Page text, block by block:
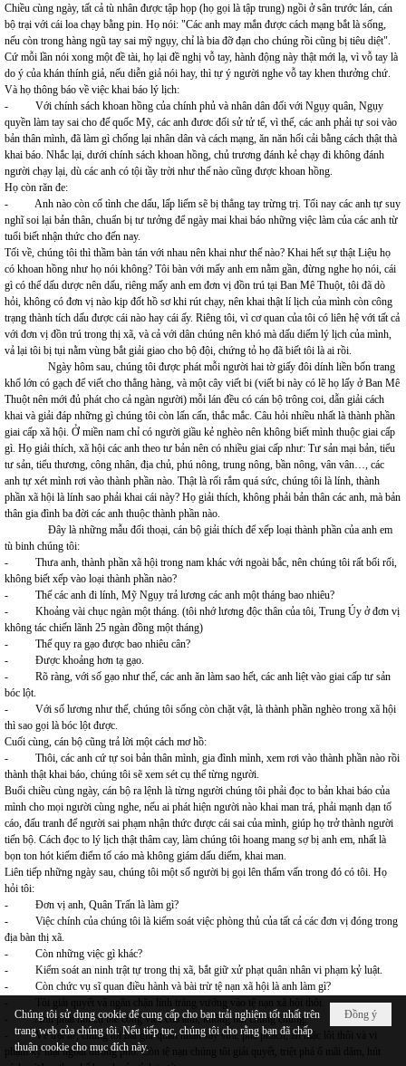
Chiều cùng ngày, tất cả tù nhân được tập họp (họ gọi là tập trung) ngồi ở sân trước lán, cán
bộ trại với cái loa chạy bằng pin. Họ nói: "Các anh may mắn được cách mạng bắt là sống,
nếu còn trong hàng ngũ tay sai mỹ ngụy, chỉ là bia đỡ đạn cho chúng rồi cũng bị tiêu diệt".
Cứ mỗi lần nói xong một đề tài, họ lại đề nghị vỗ tay, hành động này thật mới lạ, vì vỗ tay là
do ý của khán thính giả, nếu diễn giả nói hay, thì tự ý người nghe vỗ tay khen thưởng chứ.
Và họ thông báo về việc khai báo lý lịch:
- Với chính sách khoan hồng của chính phủ và nhân dân đối với Ngụy quân, Ngụy
quyền làm tay sai cho đế quốc Mỹ, các anh đươc đối sử tử tế, vì thế, các anh phải tự soi vào
bản thân mình, đã làm gì chống lại nhân dân và cách mạng, ăn năn hối cải bằng cách thật thà
khai báo. Nhắc lại, dưới chính sách khoan hồng, chủ trương đánh kẻ chạy đi không đánh
người chạy lại, dù các anh có tội tầy trời như thế nào cũng được khoan hồng.
Họ còn răn đe:
- Anh nào còn cố tình che dấu, lấp liếm sẽ bị thẳng tay trừng trị. Tối nay các anh tự suy
nghĩ soi lại bản thân, chuẩn bị tư tưởng để ngày mai khai báo những việc làm của các anh từ
tuổi biết nhận thức cho đến nay.
Tối về, chúng tôi thì thầm bàn tán với nhau nên khai như thế nào? Khai hết sự thật Liệu họ
có khoan hồng như họ nói không? Tôi bàn với mấy anh em nằm gần, đừng nghe họ nói, cái
gì có thể dấu dược nên dấu, riêng mấy anh em đơn vị đồn trú tại Ban Mê Thuột, tôi đã dò
hỏi, không có đơn vị nào kịp đốt hồ sơ khi rút chạy, nên khai thật lí lịch của mình còn công
trạng thành tích dấu được cái nào hay cái ấy. Riêng tôi, vì cơ quan của tôi có liên hệ với tất cả
với đơn vị đồn trú trong thị xã, và cả với dân chúng nên khó mà dấu diếm lý lịch của mình,
vả lại tôi bị tụi nằm vùng bắt giải giao cho bộ đội, chứng tỏ họ đã biết tôi là ai rồi.
Ngày hôm sau, chúng tôi được phát mỗi người hai tờ giấy đôi dính liền bốn trang
khổ lớn có gạch để viết cho thẳng hàng, và một cây viết bi (viết bi này có lẽ họ lấy ở Ban Mê
Thuột nên mới đủ phát cho cả ngàn người) mỗi lán đều có cán bộ trông coi, dẫn giải cách
khai và giải đáp những gì chúng tôi còn lấn cấn, thắc mắc. Câu hỏi nhiều nhất là thành phần
giai cấp xã hội. Ở miền nam chỉ có người giầu kẻ nghèo nên không biết mình thuộc giai cấp
gì. Họ giải thích, xã hội các anh theo tư bản nên có nhiều giai cấp như: Tư sản mại bản, tiểu
tư sản, tiểu thương, công nhân, địa chủ, phú nông, trung nông, bần nông, vân vân…, các
anh tự xét mình rơi vào thành phần nào. Thật là rối rắm quá sức, chúng tôi là lính, thành
phần xã hội là lính sao phải khai cái này? Họ giải thích, không phải bản thân các anh, mà bản
thân gia đình ba đời các anh thuộc thành phần nào.
Đây là những mẫu đối thoại, cán bộ giải thích để xếp loại thành phần của anh em
tù binh chúng tôi:
- Thưa anh, thành phần xã hội trong nam khác với ngoài bắc, nên chúng tôi rất bối rối,
không biết xếp vào loại thành phần nào?
- Thế các anh đi lính, Mỹ Ngụy trả lương các anh một tháng bao nhiêu?
- Khoảng vài chục ngàn một tháng. (tôi nhớ lương độc thân của tôi, Trung Úy ở đơn vị
không tác chiến lãnh 25 ngàn đồng một tháng)
- Thế quy ra gạo được bao nhiêu cân?
- Được khoảng hơn tạ gạo.
- Rõ ràng, với số gạo như thế, các anh ăn làm sao hết, các anh liệt vào giai cấp tư sản
bóc lột.
- Với số lương như thế, chúng tôi sống còn chặt vật, là thành phần nghèo trong xã hội
thì sao gọi là bóc lột được.
Cuối cùng, cán bộ cũng trả lời một cách mơ hồ:
- Thôi, các anh cứ tự soi bản thân mình, gia đình mình, xem rơi vào thành phần nào rồi
thành thật khai báo, chúng tôi sẽ xem sét cụ thể từng người.
Buổi chiều cùng ngày, cán bộ ra lệnh là từng người chúng tôi phải đọc to bản khai báo của
mình cho mọi người cùng nghe, nếu ai phát hiện người nào khai man trá, phải mạnh dạn tố
cáo, đấu tranh để người sai phạm nhận thức được cái sai của mình, giúp họ trở thành người
tiến bộ. Cách đọc to lý lịch thật thâm cay, làm chúng tôi hoang mang sợ bị anh em, nhất là
bọn ton hót kiếm điểm tố cáo mà không giám dấu diếm, khai man.
Liên tiếp những ngày sau, chúng tôi một số người bị gọi lên thẩm vấn trong đó có tôi. Họ
hỏi tôi:
- Đơn vị anh, Quân Trấn là làm gì?
- Việc chính của chúng tôi là kiểm soát việc phòng thủ của tất cả các đơn vị đóng trong
địa bàn thị xã.
- Còn những việc gì khác?
- Kiểm soát an ninh trật tự trong thị xã, bắt giữ xử phạt quân nhân vi phạm kỷ luật.
- Còn chức vụ sĩ quan điều hành và bài trừ tệ nạn xã hội là anh làm gì?
- Tôi giải quyết và ngăn chặn lính tráng vướng vào tệ nạn xã hội thôi.
- Anh phải nói cụ thể công việc của anh, không nói chung chung.
- Về trật tự, chúng tôi bắt giữ quân nhân say sưa, phá phách, ăn mặc lôi thôi và vi
phạm kỷ luật ngoài đường phố. Còn tệ nạn chúng tôi giải quyết, triệt phá ổ mãi dâm, hút
Đồng ý
Chúng tôi sử dụng cookie để cung cấp cho bạn trải nghiệm tốt nhất trên
trang web của chúng tôi. Nếu tiếp tục, chúng tôi cho rằng bạn đã chấp
thuận cookie cho mục đích này.